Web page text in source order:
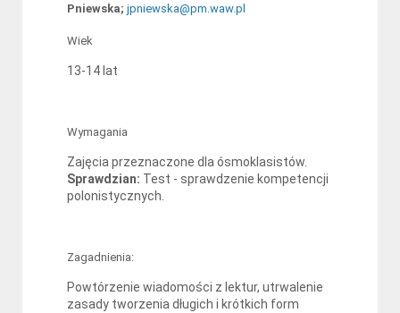
Pniewska; jpniewska@pm.waw.pl
Wiek
13-14 lat
Wymagania
Zajęcia przeznaczone dla ósmoklasistów.
Sprawdzian: Test - sprawdzenie kompetencji
polonistycznych.
Zagadnienia:
Powtórzenie wiadomości z lektur, utrwalenie
zasady tworzenia długich i krótkich form